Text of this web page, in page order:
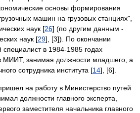
основы формирования
машин на грузовых станциях",
наук [26] (по другим данным -
наук [29], [3]). По окончании
в 1984-1985 годах
МИИТ, занимая должности младшего, а
сотрудника института [14], [6].
на работу в Министерство путей
должности главного эксперта,
заместителя начальника главного